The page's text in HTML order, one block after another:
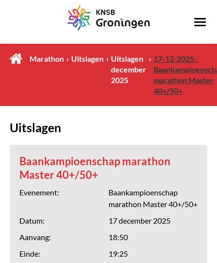
Marathon Uitslagen
Uitslagen
december
2025
17-12-2025 :
marathon Master
40+/50+
Uitslagen
Baankampioenschap marathon
Master 40+/50+
Evenement:
Baankampioenschap
marathon Master 40+/50+
Datum:
17 december 2025
Aanvang:
18:50
Einde:
19:25